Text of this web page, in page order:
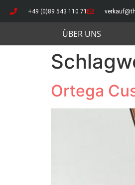
+49 (0)89 543 110 71
ÜBER UNS
Ortega